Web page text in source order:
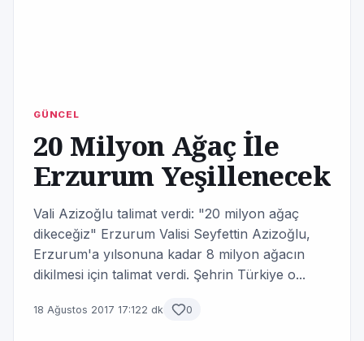
GÜNCEL
20 Milyon Ağaç İle
Erzurum Yeşillenecek
Vali Azizoğlu talimat verdi: "20 milyon ağaç
dikeceğiz" Erzurum Valisi Seyfettin Azizoğlu,
Erzurum'a yılsonuna kadar 8 milyon ağacın
dikilmesi için talimat verdi. Şehrin Türkiye o...
18 Ağustos 2017 17:122 dk 0